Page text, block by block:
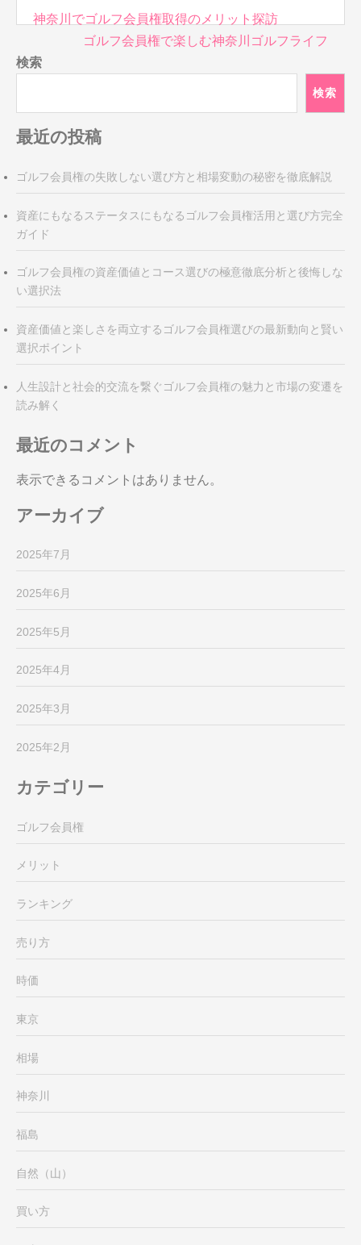
投
ナ
ビ
ー
シ
ン
神奈川でゴルフ会員権取得のメリット探訪
ゴルフ会員権で楽しむ神奈川ゴルフライフ
検索
検索
最近の投稿
ゴルフ会員権の失敗しない選び方と相場変動の秘密を徹底解説
資産にもなるステータスにもなるゴルフ会員権活用と選び方完全
ガイド
ゴルフ会員権の資産価値とコース選びの極意徹底分析と後悔しな
い選択法
資産価値と楽しさを両立するゴルフ会員権選びの最新動向と賢い
選択ポイント
人生設計と社会的交流を繋ぐゴルフ会員権の魅力と市場の変遷を
読み解く
最近のコメント
表示できるコメントはありません。
アーカイブ
2025年7月
2025年6月
2025年5月
2025年4月
2025年3月
2025年2月
カテゴリー
ゴルフ会員権
メリット
ランキング
売り方
時価
東京
相場
神奈川
福島
自然（山）
買い方